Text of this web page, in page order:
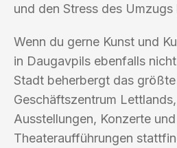
und den Stress des Umzugs
Wenn du gerne Kunst und
in Daugavpils ebenfalls
Stadt beherbergt das
Geschäftszentrum
Ausstellungen, Konzerte und
Theateraufführungen